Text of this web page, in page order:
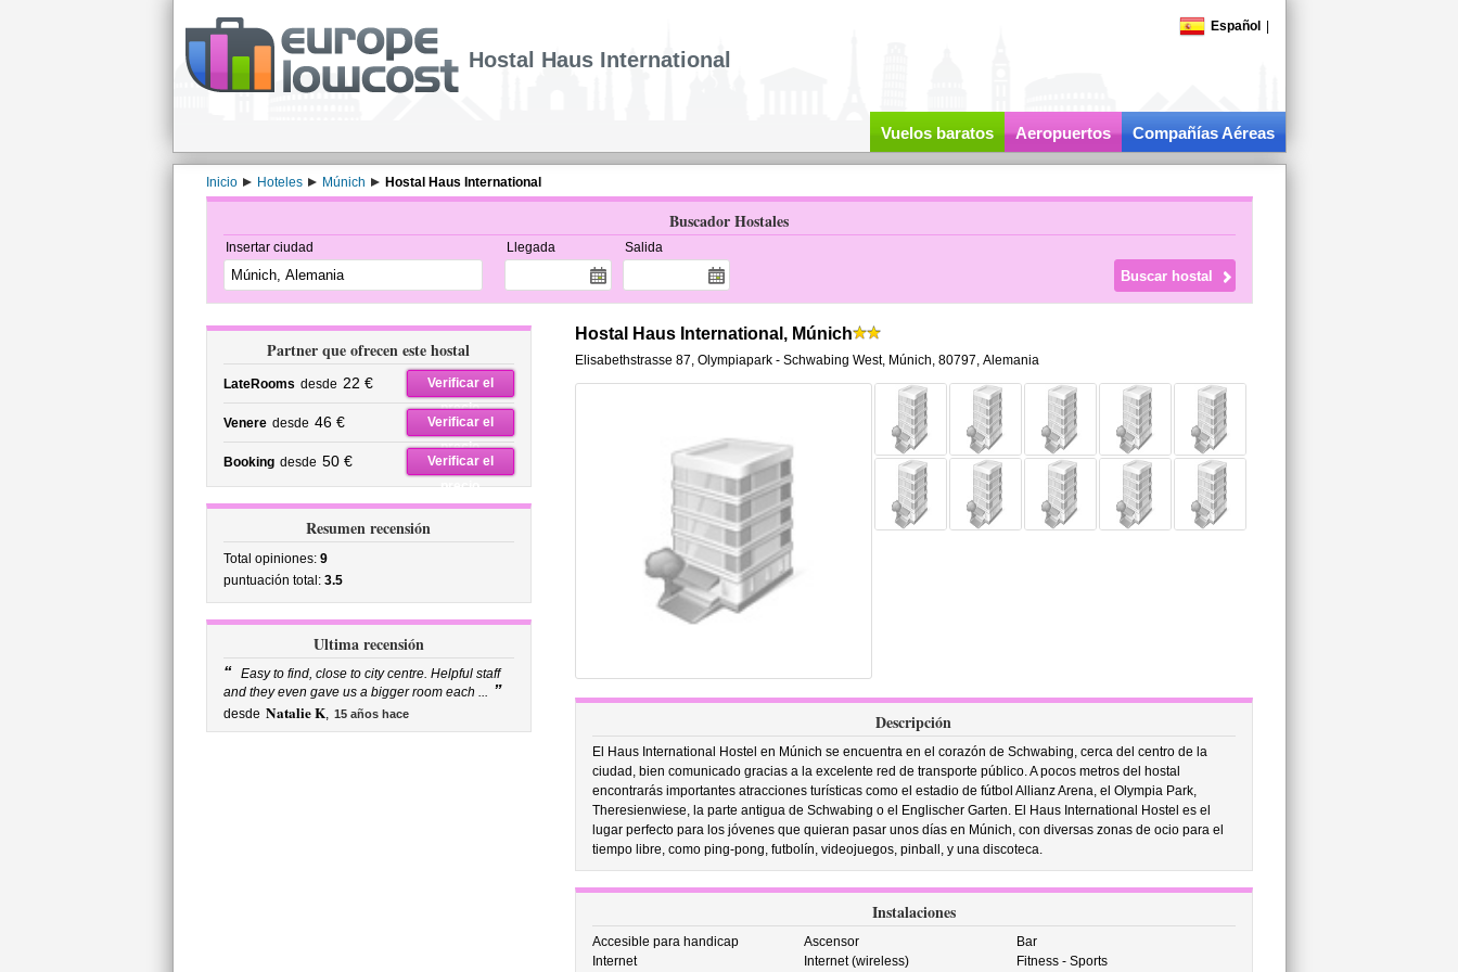
Español
Hostal Haus International
Vuelos baratos Aeropuertos Compañías Aéreas
Inicio Hoteles Múnich Hostal Haus International
Buscador Hostales
Insertar ciudad Llegada Salida
Partner que ofrecen este hostal
LateRooms desde 22 €
Verificar el
precio
Venere desde 46 €
Verificar el
precio
Booking desde 50 €
Verificar el
precio
Resumen recensión
Total opiniones: 9
puntuación total: 3.5
Ultima recensión
“
Easy to find, close to city centre. Helpful staff
and they even gave us a bigger room each ... ”
desde Natalie K, 15 años hace
Hostal Haus International, Múnich
Elisabethstrasse 87, Olympiapark - Schwabing West, Múnich, 80797, Alemania
Descripción
El Haus International Hostel en Múnich se encuentra en el corazón de Schwabing, cerca del centro de la
ciudad, bien comunicado gracias a la excelente red de transporte público. A pocos metros del hostal
encontrarás importantes atracciones turísticas como el estadio de fútbol Allianz Arena, el Olympia Park,
Theresienwiese, la parte antigua de Schwabing o el Englischer Garten. El Haus International Hostel es el
lugar perfecto para los jóvenes que quieran pasar unos días en Múnich, con diversas zonas de ocio para el
tiempo libre, como ping-pong, futbolín, videojuegos, pinball, y una discoteca.
Instalaciones
Accesible para handicap Ascensor
Bar
Internet
Internet (wireless) Fitness - Sports